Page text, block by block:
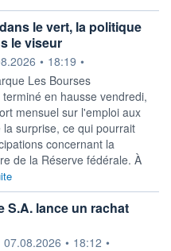
le vert, la politique
le viseur
par • 18:19 •
Les Bourses
en hausse vendredi,
mensuel sur l'emploi ‌aux
la surprise, ce qui pourrait
concernant la
de la Réserve fédérale. À
S.A. lance un rachat
par
07.08.2026 • 18:12 •